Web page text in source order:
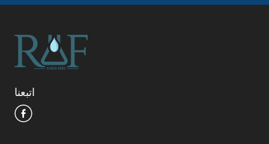
اتبعنا